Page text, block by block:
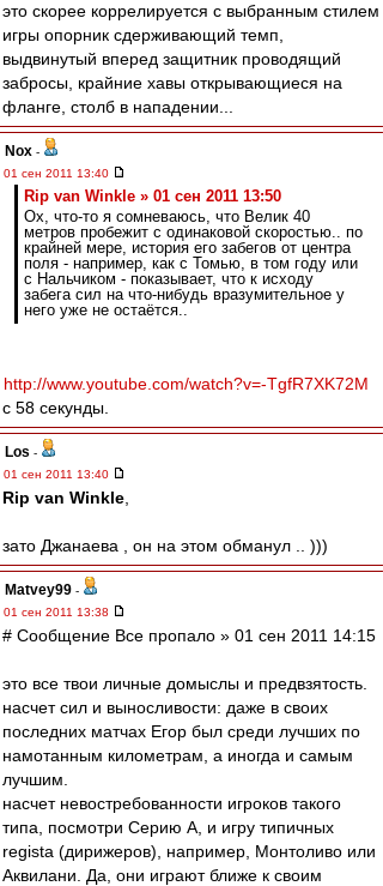
это скорее коррелируется с выбранным стилем
игры опорник сдерживающий темп,
выдвинутый вперед защитник проводящий
забросы, крайние хавы открывающиеся на
фланге, столб в нападении...
Nox -
01 сен 2011 13:40
Rip van Winkle » 01 сен 2011 13:50
Ох, что-то я сомневаюсь, что Велик 40
метров пробежит с одинаковой скоростью.. по
крайней мере, история его забегов от центра
поля - например, как с Томью, в том году или
с Нальчиком - показывает, что к исходу
забега сил на что-нибудь вразумительное у
него уже не остаётся..
http://www.youtube.com/watch?v=-TgfR7XK72M
с 58 секунды.
Los -
01 сен 2011 13:40
Rip van Winkle
зато Джанаева , он на этом обманул .. )))
Matvey99 -
01 сен 2011 13:38
# Сообщение Все пропало » 01 сен 2011 14:15
это все твои личные домыслы и предвзятость.
насчет сил и выносливости: даже в своих
последних матчах Егор был среди лучших по
намотанным километрам, а иногда и самым
лучшим.
насчет невостребованности игроков такого
типа, посмотри Серию А, и игру типичных
regista (дирижеров), например, Монтоливо или
Аквилани. Да, они играют ближе к своим